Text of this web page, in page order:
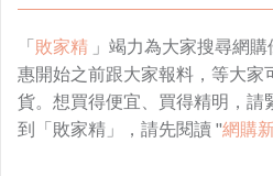
「敗家精 」竭力為大家搜尋網
惠開始之前跟大家報料，等大家
貨。想買得便宜、買得精明，請
到「敗家精」，請先閱讀 "網購